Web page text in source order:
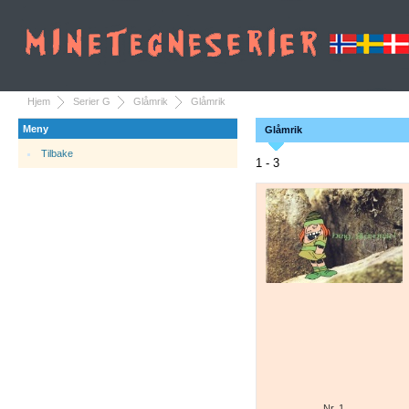
Hjem Serier G Glåmrik Glåmrik
Meny
Tilbake
Glåmrik
1 - 3